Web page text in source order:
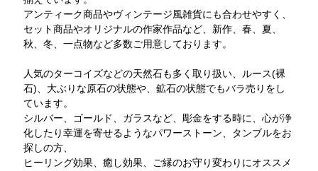
アンティーク商品やヴィンテージ風雑貨にも合わせやすく、
セット商品やオリジナルの作家作品など、新作、春、夏、
秋、冬、一点物など多数ご用意しております。
人気のターコイズなどの天然石も多く取り扱い、ルース(裸
石)、大ぶりな原石の状態や、鉱石の状態でもバラ売りをし
ています。
シルバー、ゴールド、ガラスなど、彫金をする時に、心が浄
化したり幸運を寄せるようなパワーストーン、タンブルをお
探しの方、
ヒーリング効果、癒し効果、ご縁のお守り変わりにオススメ